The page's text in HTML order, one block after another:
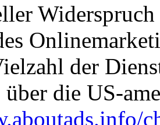
der
die US-